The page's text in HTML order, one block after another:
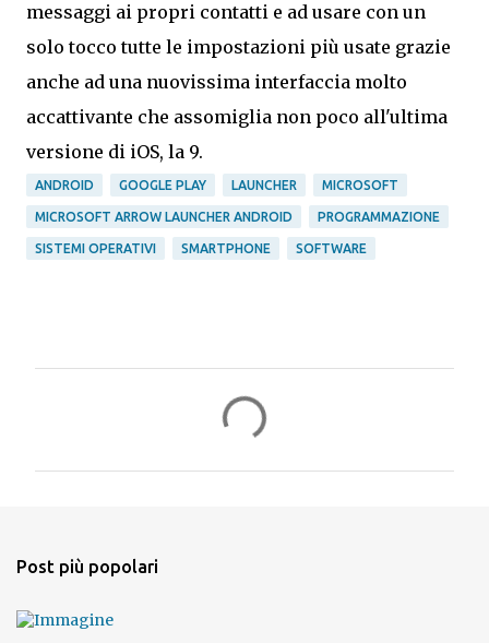
messaggi ai propri contatti e ad usare con un
solo tocco tutte le impostazioni più usate grazie
anche ad una nuovissima interfaccia molto
accattivante che assomiglia non poco all'ultima
versione di iOS, la 9.
ANDROID GOOGLE PLAY LAUNCHER MICROSOFT
MICROSOFT ARROW LAUNCHER ANDROID PROGRAMMAZIONE
SISTEMI OPERATIVI SMARTPHONE SOFTWARE
i
Post più popolari